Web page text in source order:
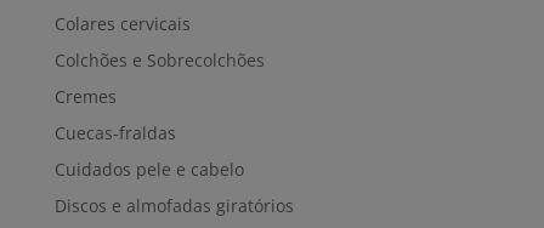
Colares cervicais
Colchões e Sobrecolchões
Cremes
Cuecas-fraldas
Cuidados pele e cabelo
Discos e almofadas giratórios